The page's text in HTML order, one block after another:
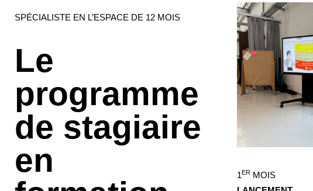
SPÉCIALISTE EN L’ESPACE DE 12 MOIS
Le
programme
de stagiaire
en
1 ERMOIS